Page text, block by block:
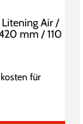
Air /
mm / 110
für